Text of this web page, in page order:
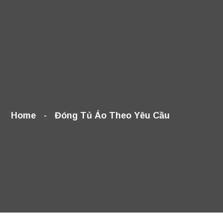
Home Đóng Tủ Áo Theo Yêu Cầu